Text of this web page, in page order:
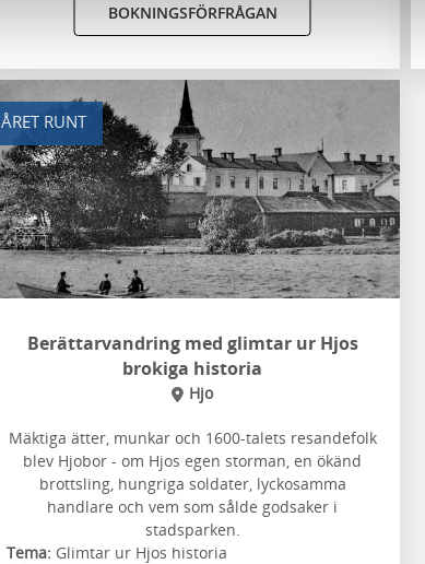
BOKNINGSFÖRFRÅGAN
ÅRET RUNT
Berättarvandring med glimtar ur Hjos
brokiga historia
Hjo
Mäktiga ätter, munkar och 1600-talets resandefolk
blev Hjobor - om Hjos egen storman, en ökänd
brottsling, hungriga soldater, lyckosamma
handlare och vem som sålde godsaker i
stadsparken.
Tema: Glimtar ur Hjos historia